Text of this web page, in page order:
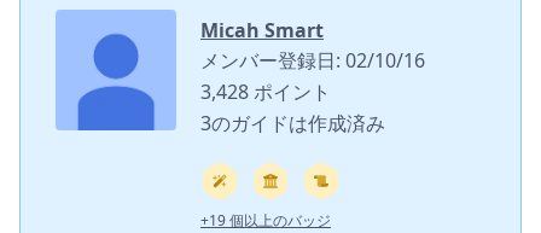
Micah Smart
メンバー登録日: 02/10/16
3,428 ポイント
3のガイドは作成済み
+19 個以上のバッジ